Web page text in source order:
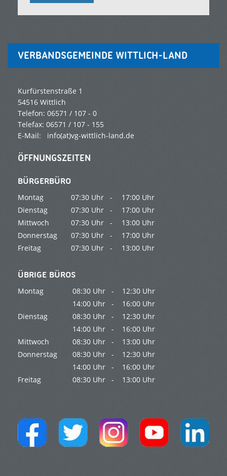
VERBANDSGEMEINDE WITTLICH-LAND
Kurfürstenstraße 1
54516 Wittlich
Telefon: 06571 / 107 - 0
Telefax: 06571 / 107 - 155
E-Mail: info(at)vg-wittlich-land.de
ÖFFNUNGSZEITEN
BÜRGERBÜRO
Montag 07:30 Uhr -
17:00 Uhr
Dienstag
07:30 Uhr -
17:00 Uhr
Mittwoch
07:30 Uhr -
13:00 Uhr
Donnerstag
07:30 Uhr -
17:00 Uhr
Freitag
07:30 Uhr - 13:00 Uhr
ÜBRIGE BÜROS
Montag 08:30 Uhr -
12:30 Uhr
14:00 Uhr -
16:00 Uhr
Dienstag
08:30 Uhr -
12:30 Uhr
14:00 Uhr -
16:00 Uhr
Mittwoch
08:30 Uhr -
13:00 Uhr
Donnerstag
08:30 Uhr -
12:30 Uhr
14:00 Uhr -
16:00 Uhr
Freitag
08:30 Uhr - 13:00 Uhr